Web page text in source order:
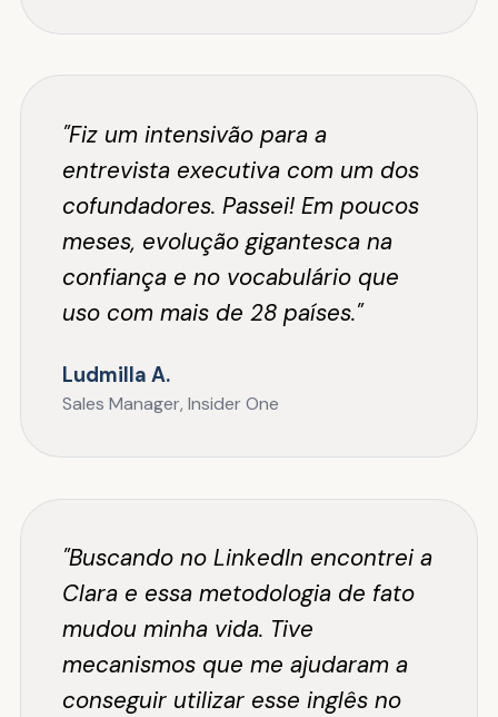
"Fiz um intensivão para a
entrevista executiva com um dos
cofundadores. Passei! Em poucos
meses, evolução gigantesca na
confiança e no vocabulário que
uso com mais de 28 países."
Ludmilla A.
Sales Manager, Insider One
"Buscando no LinkedIn encontrei a
Clara e essa metodologia de fato
mudou minha vida. Tive
mecanismos que me ajudaram a
conseguir utilizar esse inglês no